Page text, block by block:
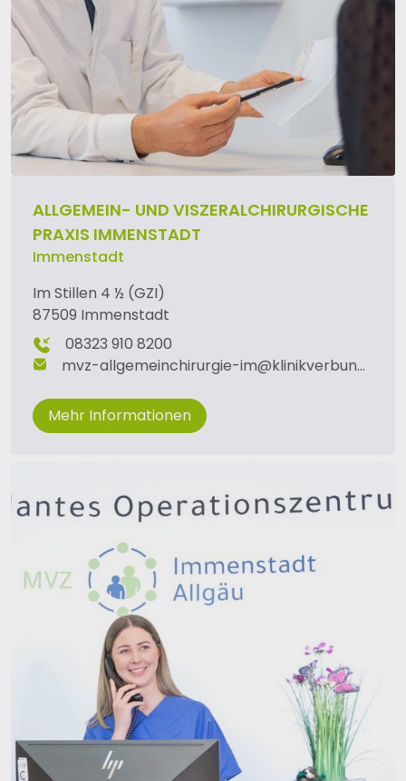
ALLGEMEIN- UND VISZERALCHIRURGISCHE
PRAXIS IMMENSTADT
Immenstadt
Im Stillen 4 ½ (GZI)
87509 Immenstadt
08323 910 8200
mvz-allgemeinchirurgie-im@klinikverbund-allgaeu
Mehr Informationen